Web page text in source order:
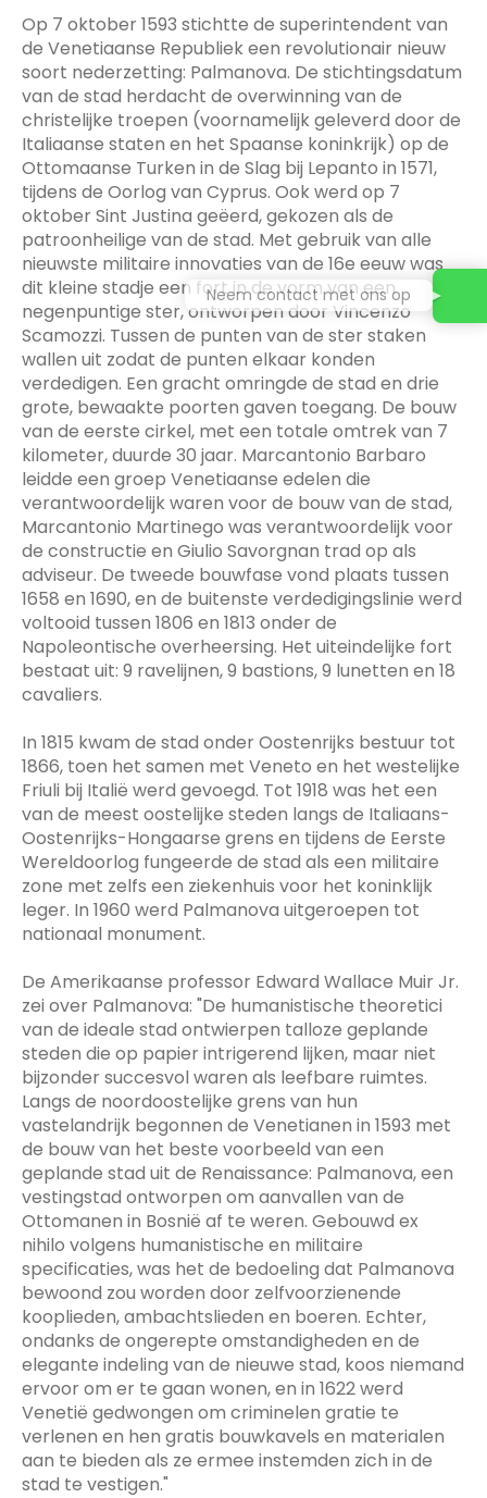
Op 7 oktober 1593 stichtte de superintendent van
de Venetiaanse Republiek een revolutionair nieuw
soort nederzetting: Palmanova. De stichtingsdatum
van de stad herdacht de overwinning van de
christelijke troepen (voornamelijk geleverd door de
Italiaanse staten en het Spaanse koninkrijk) op de
Ottomaanse Turken in de Slag bij Lepanto in 1571,
tijdens de Oorlog van Cyprus. Ook werd op 7
oktober Sint Justina geëerd, gekozen als de
patroonheilige van de stad. Met gebruik van alle
nieuwste militaire innovaties van de 16e eeuw was
dit kleine stadje een fort in de vorm van een
negenpuntige ster, ontworpen door Vincenzo
Scamozzi. Tussen de punten van de ster staken
wallen uit zodat de punten elkaar konden
verdedigen. Een gracht omringde de stad en drie
grote, bewaakte poorten gaven toegang. De bouw
van de eerste cirkel, met een totale omtrek van 7
kilometer, duurde 30 jaar. Marcantonio Barbaro
leidde een groep Venetiaanse edelen die
verantwoordelijk waren voor de bouw van de stad,
Marcantonio Martinego was verantwoordelijk voor
de constructie en Giulio Savorgnan trad op als
adviseur. De tweede bouwfase vond plaats tussen
1658 en 1690, en de buitenste verdedigingslinie werd
voltooid tussen 1806 en 1813 onder de
Napoleontische overheersing. Het uiteindelijke fort
bestaat uit: 9 ravelijnen, 9 bastions, 9 lunetten en 18
cavaliers.
In 1815 kwam de stad onder Oostenrijks bestuur tot
1866, toen het samen met Veneto en het westelijke
Friuli bij Italië werd gevoegd. Tot 1918 was het een
van de meest oostelijke steden langs de Italiaans-
Oostenrijks-Hongaarse grens en tijdens de Eerste
Wereldoorlog fungeerde de stad als een militaire
zone met zelfs een ziekenhuis voor het koninklijk
leger. In 1960 werd Palmanova uitgeroepen tot
nationaal monument.
De Amerikaanse professor Edward Wallace Muir Jr.
zei over Palmanova: "De humanistische theoretici
van de ideale stad ontwierpen talloze geplande
steden die op papier intrigerend lijken, maar niet
bijzonder succesvol waren als leefbare ruimtes.
Langs de noordoostelijke grens van hun
vastelandrijk begonnen de Venetianen in 1593 met
de bouw van het beste voorbeeld van een
geplande stad uit de Renaissance: Palmanova, een
vestingstad ontworpen om aanvallen van de
Ottomanen in Bosnië af te weren. Gebouwd ex
nihilo volgens humanistische en militaire
specificaties, was het de bedoeling dat Palmanova
bewoond zou worden door zelfvoorzienende
kooplieden, ambachtslieden en boeren. Echter,
ondanks de ongerepte omstandigheden en de
elegante indeling van de nieuwe stad, koos niemand
ervoor om er te gaan wonen, en in 1622 werd
Venetië gedwongen om criminelen gratie te
verlenen en hen gratis bouwkavels en materialen
aan te bieden als ze ermee instemden zich in de
stad te vestigen."
Neem contact met ons op